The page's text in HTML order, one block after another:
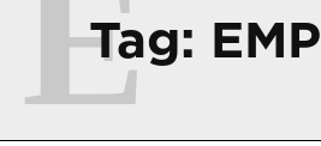
Tag: